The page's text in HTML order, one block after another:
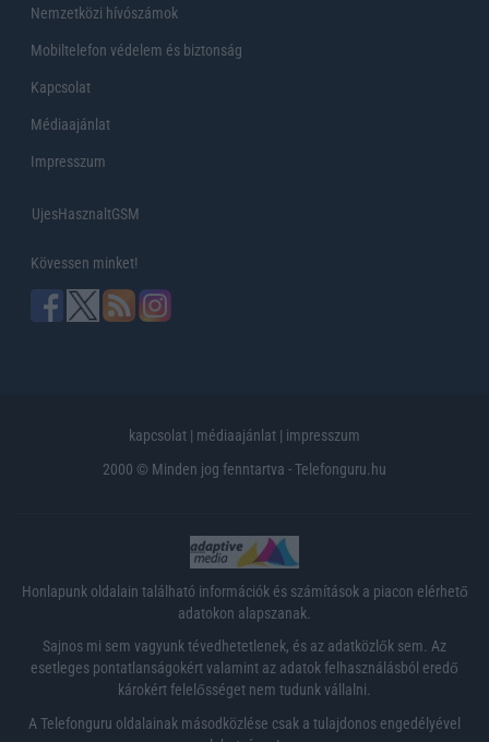
Nemzetközi hívószámok
Mobiltelefon védelem és biztonság
Kapcsolat
Médiaajánlat
Impresszum
UjesHasznaltGSM
Kövessen minket!
kapcsolat | médiaajánlat | impresszum
2000 © Minden jog fenntartva - Telefonguru.hu
Honlapunk oldalain található információk és számítások a piacon elérhető
adatokon alapszanak.
Sajnos mi sem vagyunk tévedhetetlenek, és az adatközlők sem. Az
esetleges pontatlanságokért valamint az adatok felhasználásból eredő
károkért felelősséget nem tudunk vállalni.
A Telefonguru oldalainak másodközlése csak a tulajdonos engedélyével